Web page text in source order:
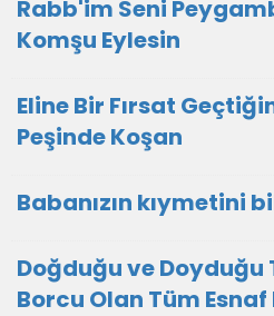
Rabb'im Seni
Komşu Eylesin
Eline Bir Fırsat
Peşinde Koşan
Babanızın kıymetini
Doğduğu ve
Borcu Olan Tüm